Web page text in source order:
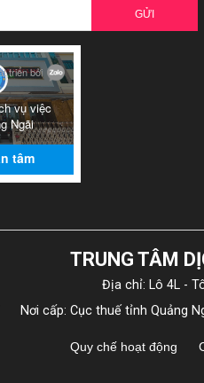
GỬI
TRUNG TÂM
Địa chỉ: Lô 4L -
Nơi cấp: Cục thuế tỉnh Quảng
Quy chế hoạt động